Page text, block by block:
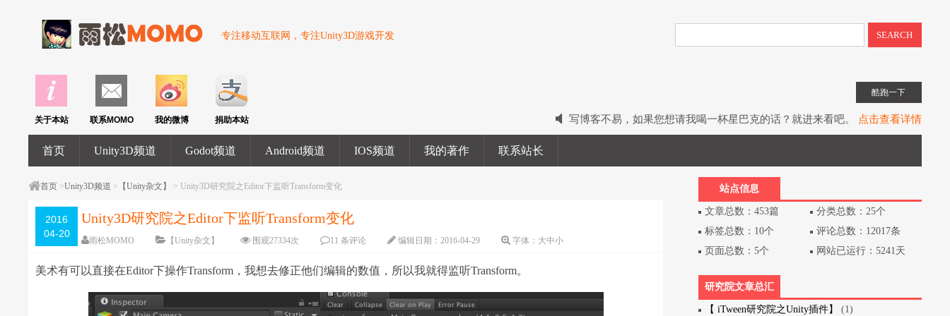
专注移动互联网，专注Unity3D游戏开发 SEARCH
酷跑一下
写博客不易，如果您想请我喝一杯星巴克的话？就进来看吧。
点击查看详情
2022我的电子书教程《UIToolkit下一代UI系统》全网上架。点击查看详情
关于本站 联系MOMO 我的微博 捐助本站
首页 Unity3D频道 Godot频道 Android频道 IOS频道 我的著作 联系站长
首页 >Unity3D频道 > 【Unity杂文】 > Unity3D研究院之Editor下监听Transform变化
2016
04-20
Unity3D研究院之Editor下监听Transform变化
雨松MOMO 【Unity杂文】 围观27334次 11 条评论 编辑日期：2016-04-29 字体： 大中小
美术有可以直接在Editor下操作Transform，我想去修正他们编辑的数值，所以我就得监听Transform。
站点信息
文章总数：453篇
分类总数：25个
标签总数：10个
评论总数：12017条
页面总数：5个
网站已运行：5241天
研究院文章总汇
【 iTween研究院之Unity插件】 (1)